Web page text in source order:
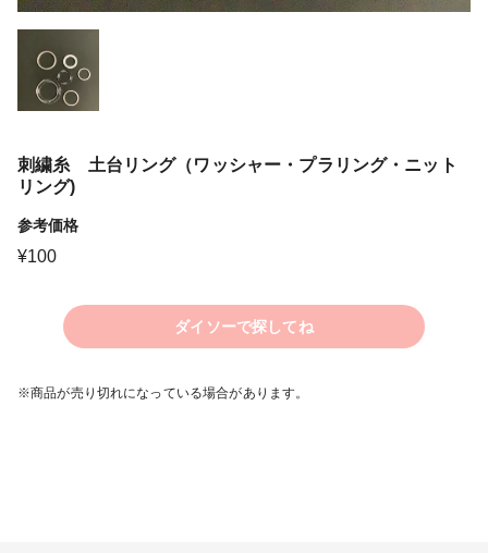
刺繍糸 土台リング（ワッシャー・プラリング・ニット
リング)
参考価格
¥100
ダイソーで探してね
※商品が売り切れになっている場合があります。